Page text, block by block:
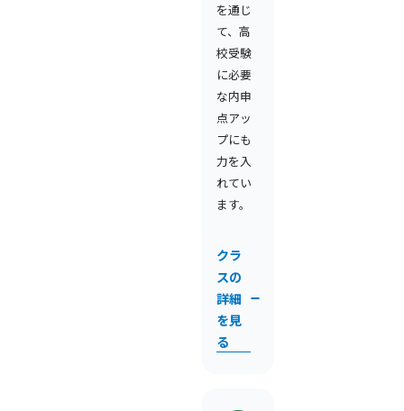
を通じ
て、高
校受験
に必要
な内申
点アッ
プにも
力を入
れてい
ます。
クラ
スの
詳細
を見
る